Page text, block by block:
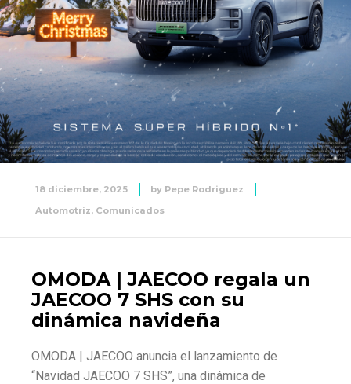
18 diciembre, 2025 by Pepe Rodriguez
Automotriz, Comunicados
OMODA | JAECOO regala un
JAECOO 7 SHS con su
dinámica navideña
OMODA | JAECOO anuncia el lanzamiento de
“Navidad JAECOO 7 SHS”, una dinámica de